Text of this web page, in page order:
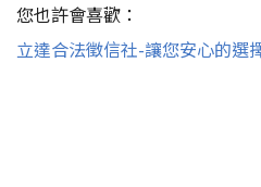
您也許會喜歡：
立達合法徵信社-讓您安心的選